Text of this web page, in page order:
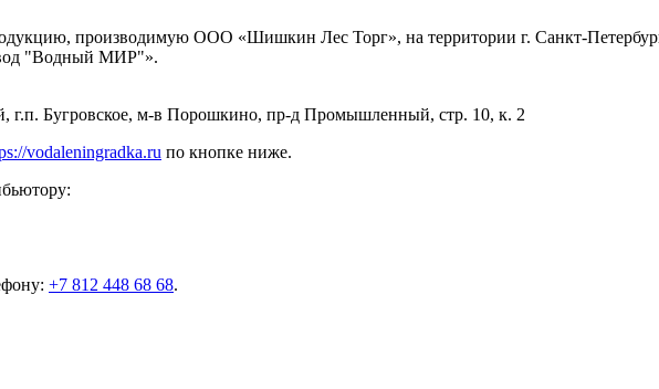
производимую ООО «Шишкин Лес Торг», на территории г. Санкт-
"Водный МИР"».
г.п. Бугровское, м-в Порошкино, пр-д Промышленный, стр. 10, к. 2
vodaleningradka.ru по кнопке ниже.
+7 812 448 68 68.